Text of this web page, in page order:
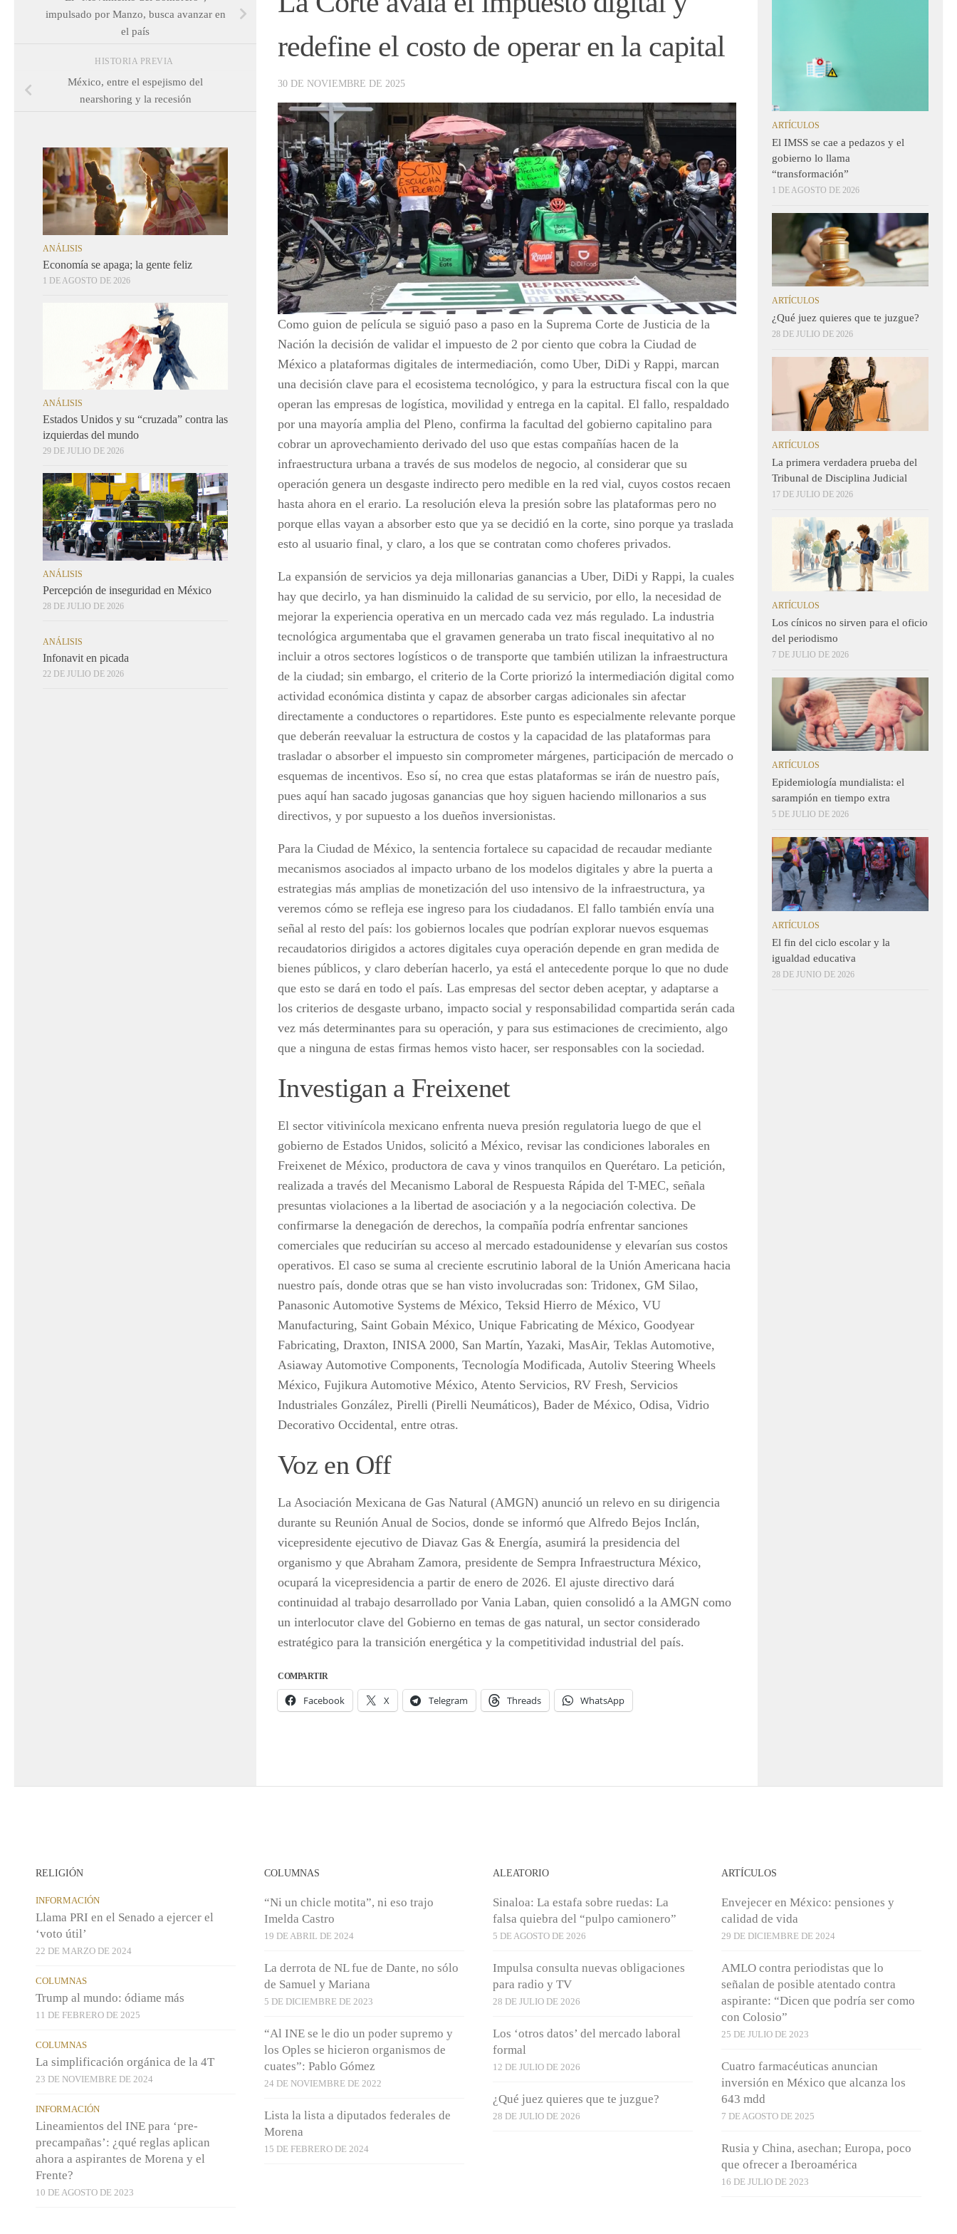
redefine el costo de operar en la capital
30 DE NOVIEMBRE DE 2025
Como guion de película se siguió paso a paso en la Suprema Corte de Justicia de la
Nación la decisión de validar el impuesto de 2 por ciento que cobra la Ciudad de
México a plataformas digitales de intermediación, como Uber, DiDi y Rappi, marcan
una decisión clave para el ecosistema tecnológico, y para la estructura fiscal con la que
operan las empresas de logística, movilidad y entrega en la capital. El fallo, respaldado
por una mayoría amplia del Pleno, confirma la facultad del gobierno capitalino para
cobrar un aprovechamiento derivado del uso que estas compañías hacen de la
infraestructura urbana a través de sus modelos de negocio, al considerar que su
operación genera un desgaste indirecto pero medible en la red vial, cuyos costos recaen
hasta ahora en el erario. La resolución eleva la presión sobre las plataformas pero no
porque ellas vayan a absorber esto que ya se decidió en la corte, sino porque ya traslada
esto al usuario final, y claro, a los que se contratan como choferes privados.
La expansión de servicios ya deja millonarias ganancias a Uber, DiDi y Rappi, la cuales
hay que decirlo, ya han disminuido la calidad de su servicio, por ello, la necesidad de
mejorar la experiencia operativa en un mercado cada vez más regulado. La industria
tecnológica argumentaba que el gravamen generaba un trato fiscal inequitativo al no
incluir a otros sectores logísticos o de transporte que también utilizan la infraestructura
de la ciudad; sin embargo, el criterio de la Corte priorizó la intermediación digital como
actividad económica distinta y capaz de absorber cargas adicionales sin afectar
directamente a conductores o repartidores. Este punto es especialmente relevante porque
que deberán reevaluar la estructura de costos y la capacidad de las plataformas para
trasladar o absorber el impuesto sin comprometer márgenes, participación de mercado o
esquemas de incentivos. Eso sí, no crea que estas plataformas se irán de nuestro país,
pues aquí han sacado jugosas ganancias que hoy siguen haciendo millonarios a sus
directivos, y por supuesto a los dueños inversionistas.
Para la Ciudad de México, la sentencia fortalece su capacidad de recaudar mediante
mecanismos asociados al impacto urbano de los modelos digitales y abre la puerta a
estrategias más amplias de monetización del uso intensivo de la infraestructura, ya
veremos cómo se refleja ese ingreso para los ciudadanos. El fallo también envía una
señal al resto del país: los gobiernos locales que podrían explorar nuevos esquemas
recaudatorios dirigidos a actores digitales cuya operación depende en gran medida de
bienes públicos, y claro deberían hacerlo, ya está el antecedente porque lo que no dude
que esto se dará en todo el país. Las empresas del sector deben aceptar, y adaptarse a
los criterios de desgaste urbano, impacto social y responsabilidad compartida serán cada
vez más determinantes para su operación, y para sus estimaciones de crecimiento, algo
que a ninguna de estas firmas hemos visto hacer, ser responsables con la sociedad.
Investigan a Freixenet
El sector vitivinícola mexicano enfrenta nueva presión regulatoria luego de que el
gobierno de Estados Unidos, solicitó a México, revisar las condiciones laborales en
Freixenet de México, productora de cava y vinos tranquilos en Querétaro. La petición,
realizada a través del Mecanismo Laboral de Respuesta Rápida del T-MEC, señala
presuntas violaciones a la libertad de asociación y a la negociación colectiva. De
confirmarse la denegación de derechos, la compañía podría enfrentar sanciones
comerciales que reducirían su acceso al mercado estadounidense y elevarían sus costos
operativos. El caso se suma al creciente escrutinio laboral de la Unión Americana hacia
nuestro país, donde otras que se han visto involucradas son: Tridonex, GM Silao,
Panasonic Automotive Systems de México, Teksid Hierro de México, VU
Manufacturing, Saint Gobain México, Unique Fabricating de México, Goodyear
Fabricating, Draxton, INISA 2000, San Martín, Yazaki, MasAir, Teklas Automotive,
Asiaway Automotive Components, Tecnología Modificada, Autoliv Steering Wheels
México, Fujikura Automotive México, Atento Servicios, RV Fresh, Servicios
Industriales González, Pirelli (Pirelli Neumáticos), Bader de México, Odisa, Vidrio
Decorativo Occidental, entre otras.
Voz en Off
La Asociación Mexicana de Gas Natural (AMGN) anunció un relevo en su dirigencia
durante su Reunión Anual de Socios, donde se informó que Alfredo Bejos Inclán,
vicepresidente ejecutivo de Diavaz Gas & Energía, asumirá la presidencia del
organismo y que Abraham Zamora, presidente de Sempra Infraestructura México,
ocupará la vicepresidencia a partir de enero de 2026. El ajuste directivo dará
continuidad al trabajo desarrollado por Vania Laban, quien consolidó a la AMGN como
un interlocutor clave del Gobierno en temas de gas natural, un sector considerado
estratégico para la transición energética y la competitividad industrial del país.
COMPARTIR
Facebook X Telegram Threads WhatsApp
impulsado por Manzo, busca avanzar en
el país
HISTORIA PREVIA
México, entre el espejismo del
nearshoring y la recesión
ANÁLISIS
Economía se apaga; la gente feliz
1 DE AGOSTO DE 2026
ANÁLISIS
Estados Unidos y su “cruzada” contra las
izquierdas del mundo
29 DE JULIO DE 2026
ANÁLISIS
Percepción de inseguridad en México
28 DE JULIO DE 2026
ANÁLISIS
Infonavit en picada
22 DE JULIO DE 2026
ARTÍCULOS
El IMSS se cae a pedazos y el
gobierno lo llama
“transformación”
1 DE AGOSTO DE 2026
ARTÍCULOS
¿Qué juez quieres que te juzgue?
28 DE JULIO DE 2026
ARTÍCULOS
La primera verdadera prueba del
Tribunal de Disciplina Judicial
17 DE JULIO DE 2026
ARTÍCULOS
Los cínicos no sirven para el oficio
del periodismo
7 DE JULIO DE 2026
ARTÍCULOS
Epidemiología mundialista: el
sarampión en tiempo extra
5 DE JULIO DE 2026
ARTÍCULOS
El fin del ciclo escolar y la
igualdad educativa
28 DE JUNIO DE 2026
RELIGIÓN
INFORMACIÓN
Llama PRI en el Senado a ejercer el
‘voto útil’
22 DE MARZO DE 2024
COLUMNAS
Trump al mundo: ódiame más
11 DE FEBRERO DE 2025
COLUMNAS
La simplificación orgánica de la 4T
23 DE NOVIEMBRE DE 2024
INFORMACIÓN
Lineamientos del INE para ‘pre-
precampañas’: ¿qué reglas aplican
ahora a aspirantes de Morena y el
Frente?
10 DE AGOSTO DE 2023
COLUMNAS
“Ni un chicle motita”, ni eso trajo
Imelda Castro
19 DE ABRIL DE 2024
La derrota de NL fue de Dante, no sólo
de Samuel y Mariana
5 DE DICIEMBRE DE 2023
“Al INE se le dio un poder supremo y
los Oples se hicieron organismos de
cuates”: Pablo Gómez
24 DE NOVIEMBRE DE 2022
Lista la lista a diputados federales de
Morena
15 DE FEBRERO DE 2024
ALEATORIO
Sinaloa: La estafa sobre ruedas: La
falsa quiebra del “pulpo camionero”
5 DE AGOSTO DE 2026
Impulsa consulta nuevas obligaciones
para radio y TV
28 DE JULIO DE 2026
Los ‘otros datos’ del mercado laboral
formal
12 DE JULIO DE 2026
¿Qué juez quieres que te juzgue?
28 DE JULIO DE 2026
ARTÍCULOS
Envejecer en México: pensiones y
calidad de vida
29 DE DICIEMBRE DE 2024
AMLO contra periodistas que lo
señalan de posible atentado contra
aspirante: “Dicen que podría ser como
con Colosio”
25 DE JULIO DE 2023
Cuatro farmacéuticas anuncian
inversión en México que alcanza los
643 mdd
7 DE AGOSTO DE 2025
Rusia y China, asechan; Europa, poco
que ofrecer a Iberoamérica
16 DE JULIO DE 2023